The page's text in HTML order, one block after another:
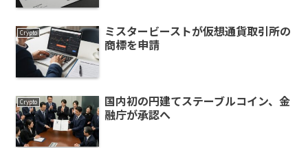
Crypto
ミスタービーストが仮想通貨取引所の
商標を申請
Crypto
国内初の円建てステーブルコイン、金
融庁が承認へ